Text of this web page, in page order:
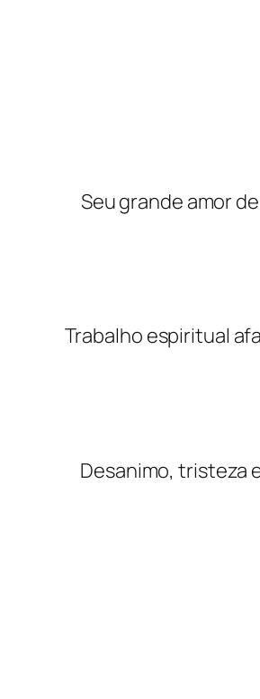
Seu grande amor
Trabalho espiritual
Desanimo, tristeza